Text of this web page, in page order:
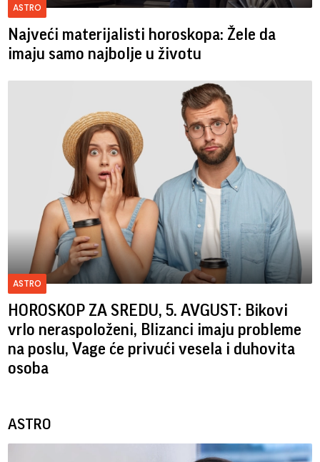
ASTRO
Najveći materijalisti horoskopa: Žele da
imaju samo najbolje u životu
ASTRO
HOROSKOP ZA SREDU, 5. AVGUST: Bikovi
vrlo neraspoloženi, Blizanci imaju probleme
na poslu, Vage će privući vesela i duhovita
osoba
ASTRO